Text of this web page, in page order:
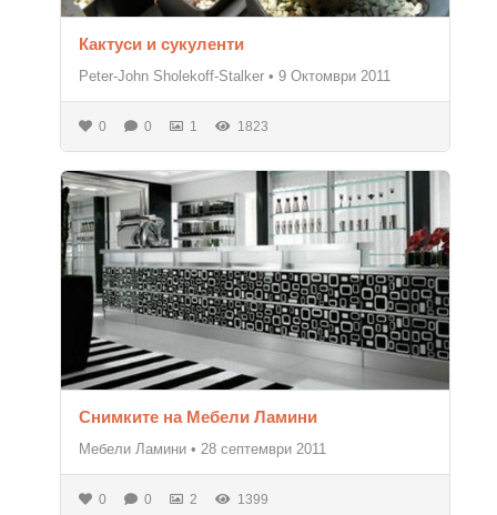
Кактуси и сукуленти
Peter-John Sholekoff-Stalker • 9 Октомври 2011
0 0 1 1823
Снимките на Мебели Ламини
Мебели Ламини • 28 септември 2011
0 0 2 1399